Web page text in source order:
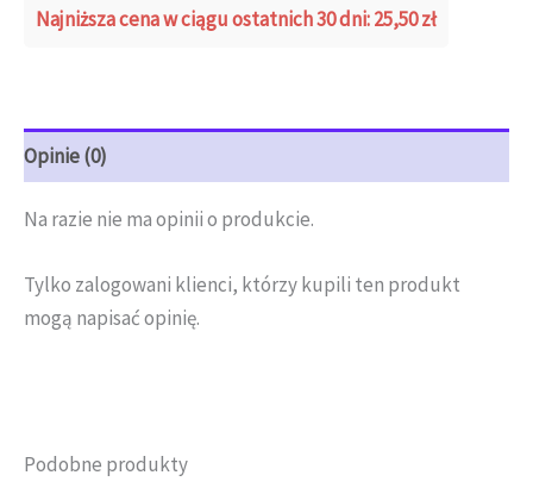
Najniższa cena w ciągu ostatnich 30 dni:25,50zł
Opinie (0)
Na razie nie ma opinii o produkcie.
Tylko zalogowani klienci, którzy kupili ten produkt
mogą napisać opinię.
Podobne produkty